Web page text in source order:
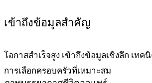
เข้าถึงข้อมูลสำคัญ
โอกาสสำเร็จสูง เข้าถึงข้อมูลเชิงลึก เทค
การเลือกครอบครัวที่เหมาะสม